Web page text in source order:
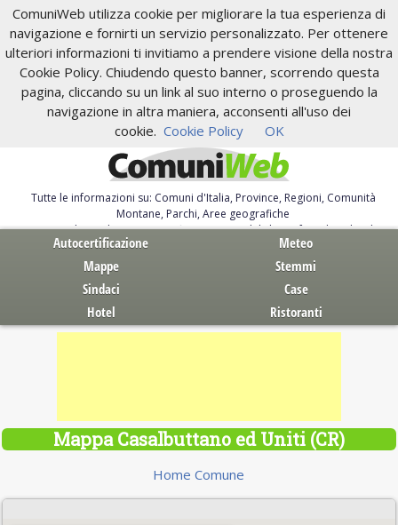
ComuniWeb utilizza cookie per migliorare la tua esperienza di
navigazione e fornirti un servizio personalizzato. Per ottenere
ulteriori informazioni ti invitiamo a prendere visione della nostra
Cookie Policy. Chiudendo questo banner, scorrendo questa
pagina, cliccando su un link al suo interno o proseguendo la
navigazione in altra maniera, acconsenti all'uso dei
cookie. Cookie Policy OK
Tutte le informazioni su: Comuni d'Italia, Province, Regioni, Comunità
Montane, Parchi, Aree geografiche
Servizi al Cittadino. Autocertificazione, moduli, leggi, free download
Autocertificazione
Meteo
Mappe
Stemmi
Sindaci
Case
Hotel
Ristoranti
Mappa Casalbuttano ed Uniti (CR)
Home Comune